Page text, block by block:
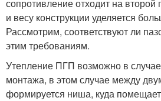
сопротивление отходит на второй
и весу конструкции уделяется
Рассмотрим, соответствуют ли
этим требованиям.
Утепление ПГП возможно в
монтажа, в этом случае между
формируется ниша, куда